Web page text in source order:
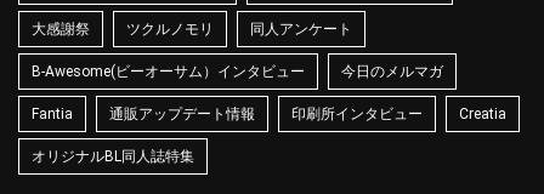
大感謝祭 ツクルノモリ 同人アンケート
B-Awesome(ビーオーサム）インタビュー 今日のメルマガ
Fantia 通販アップデート情報 印刷所インタビュー Creatia
オリジナルBL同人誌特集